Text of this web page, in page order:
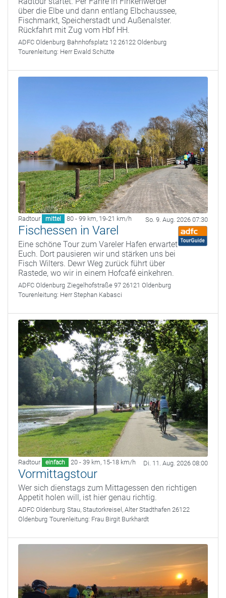
über die Elbe und dann entlang Elbchaussee,
Fischmarkt, Speicherstadt und Außenalster.
Rückfahrt mit Zug vom Hbf HH.
ADFC Oldenburg Bahnhofsplatz 12 26122 Oldenburg
Tourenleitung: Herr Ewald Schütte
Radtour mittel 80 - 99 km, 19-21 km/h So. 9. Aug. 2026 07:30
Fischessen in Varel
Eine schöne Tour zum Vareler Hafen erwartet
Euch. Dort pausieren wir und stärken uns bei
Fisch Wilters. Dewr Weg zurück führt über
Rastede, wo wir in einem Hofcafé einkehren.
ADFC Oldenburg Ziegelhofstraße 97 26121 Oldenburg
Tourenleitung: Herr Stephan Kabasci
Radtour einfach 20 - 39 km, 15-18 km/h Di. 11. Aug. 2026 08:00
Vormittagstour
Wer sich dienstags zum Mittagessen den richtigen
Appetit holen will, ist hier genau richtig.
ADFC Oldenburg Stau, Stautorkreisel, Alter Stadthafen 26122
Oldenburg Tourenleitung: Frau Birgit Burkhardt